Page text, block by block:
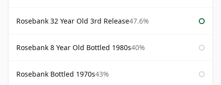
Rosebank 32 Year Old 3rd Release47.6%
Rosebank 8 Year Old Bottled 1980s40%
Rosebank Bottled 1970s43%